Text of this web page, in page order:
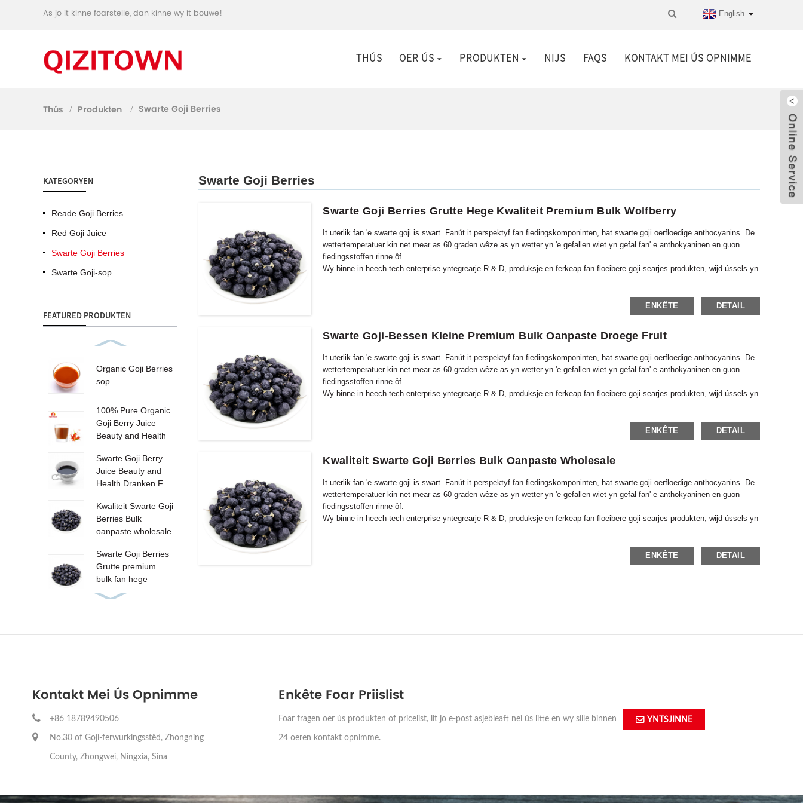
As jo ​​it kinne foarstelle, dan kinne wy ​​it bouwe! English
THÚS OER ÚS PRODUKTEN NIJS FAQS KONTAKT MEI ÚS OPNIMME
Thús Produkten Swarte Goji Berries
KATEGORYEN
Reade Goji Berries
Red Goji Juice
Swarte Goji Berries
Swarte Goji-sop
FEATURED PRODUKTEN
Organic Goji Berries
sop
100% Pure Organic
Goji Berry Juice
Beauty and Health
Swarte Goji Berry
Juice Beauty and
Health Dranken F ...
Kwaliteit Swarte Goji
Berries Bulk
oanpaste wholesale
Swarte Goji Berries
Grutte premium
bulk fan hege
kwaliteit w ...
Organic Red Goji
Swarte Goji Berries
Swarte Goji Berries Grutte Hege Kwaliteit Premium Bulk Wolfberry
It uterlik fan 'e swarte goji is swart. Fanút it perspektyf fan fiedingskomponinten, hat swarte goji oerfloedige anthocyanins. De
wettertemperatuer kin net mear as 60 graden wêze as yn wetter yn 'e gefallen wiet yn gefal fan' e anthokyaninen en guon
fiedingsstoffen rinne ôf.
Wy binne in heech-tech enterprise-yntegrearje R & D, produksje en ferkeap fan floeibere goji-searjes produkten, wijd ússels yn
ENKÊTE DETAIL
Swarte Goji-Bessen Kleine Premium Bulk Oanpaste Droege Fruit
It uterlik fan 'e swarte goji is swart. Fanút it perspektyf fan fiedingskomponinten, hat swarte goji oerfloedige anthocyanins. De
wettertemperatuer kin net mear as 60 graden wêze as yn wetter yn 'e gefallen wiet yn gefal fan' e anthokyaninen en guon
fiedingsstoffen rinne ôf.
Wy binne in heech-tech enterprise-yntegrearje R & D, produksje en ferkeap fan floeibere goji-searjes produkten, wijd ússels yn
ENKÊTE DETAIL
Kwaliteit Swarte Goji Berries Bulk Oanpaste Wholesale
It uterlik fan 'e swarte goji is swart. Fanút it perspektyf fan fiedingskomponinten, hat swarte goji oerfloedige anthocyanins. De
wettertemperatuer kin net mear as 60 graden wêze as yn wetter yn 'e gefallen wiet yn gefal fan' e anthokyaninen en guon
fiedingsstoffen rinne ôf.
Wy binne in heech-tech enterprise-yntegrearje R & D, produksje en ferkeap fan floeibere goji-searjes produkten, wijd ússels yn
ENKÊTE DETAIL
Kontakt Mei Ús Opnimme
+86 18789490506
No.30 of Goji-ferwurkingsstêd, Zhongning
County, Zhongwei, Ningxia, Sina
Enkête Foar Priislist
Foar fragen oer ús produkten of pricelist, lit jo e-post asjebleaft nei ús litte en wy sille binnen
24 oeren kontakt opnimme.
YNTSJINNE